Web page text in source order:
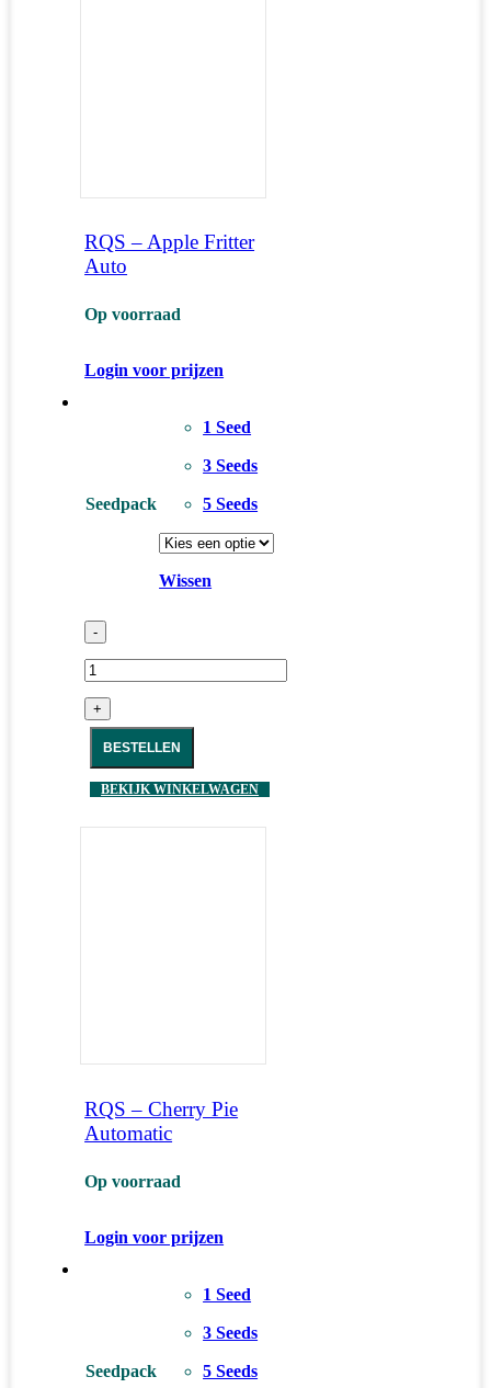
RQS – Apple Fritter
Auto
Op voorraad
Login voor prijzen
Seedpack
1 Seed
3 Seeds
5 Seeds
Wissen
-
+
BESTELLEN
BEKIJK WINKELWAGEN
RQS – Cherry Pie
Automatic
Op voorraad
Login voor prijzen
Seedpack
1 Seed
3 Seeds
5 Seeds